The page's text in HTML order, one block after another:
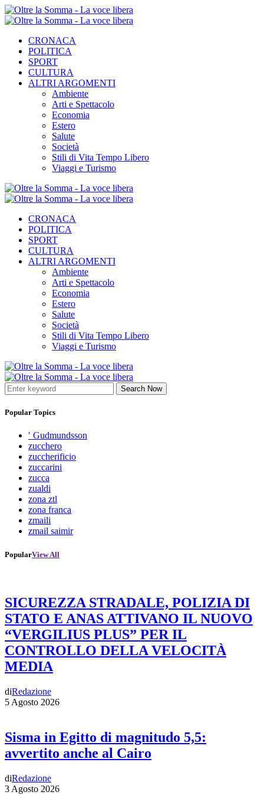
CRONACA
POLITICA
SPORT
CULTURA
ALTRI ARGOMENTI
Ambiente
Arti e Spettacolo
Economia
Estero
Salute
Società
Stili di Vita Tempo Libero
Viaggi e Turismo
CRONACA
POLITICA
SPORT
CULTURA
ALTRI ARGOMENTI
Ambiente
Arti e Spettacolo
Economia
Estero
Salute
Società
Stili di Vita Tempo Libero
Viaggi e Turismo
Search Now
Popular Topics
′ Gudmundsson
zucchero
zuccherificio
zuccarini
zucca
zualdi
zona ztl
zona franca
zmaili
zmail saimir
PopularView All
SICUREZZA STRADALE, POLIZIA DI
STATO E ANAS ATTIVANO IL NUOVO
“VERGILIUS PLUS” PER IL
CONTROLLO DELLA VELOCITÀ
MEDIA
diRedazione
5 Agosto 2026
Sisma in Egitto di magnitudo 5,5:
avvertito anche al Cairo
diRedazione
3 Agosto 2026